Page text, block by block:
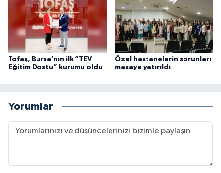
Tofaş, Bursa’nın ilk “TEV
Eğitim Dostu” kurumu oldu
Özel hastanelerin sorunları
masaya yatırıldı
Yorumlar